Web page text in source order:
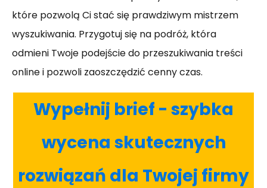
które pozwolą Ci stać się prawdziwym mistrzem
wyszukiwania. Przygotuj się na podróż, która
odmieni Twoje podejście do przeszukiwania treści
online i pozwoli zaoszczędzić cenny czas.
Wypełnij brief - szybka
wycena skutecznych
rozwiązań dla Twojej firmy